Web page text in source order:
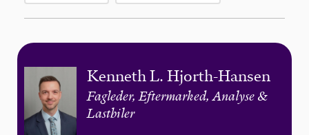
Kenneth L. Hjorth-Hansen
Fagleder, Eftermarked, Analyse &
Lastbiler